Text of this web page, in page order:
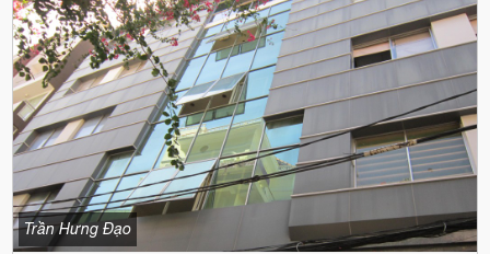
Trần Hưng Đạo